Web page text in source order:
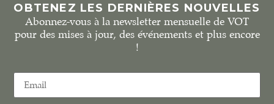
OBTENEZ LES DERNIÈRES NOUVELLES
Abonnez-vous à la newsletter mensuelle de VOT
pour des mises à jour, des événements et plus encore
!